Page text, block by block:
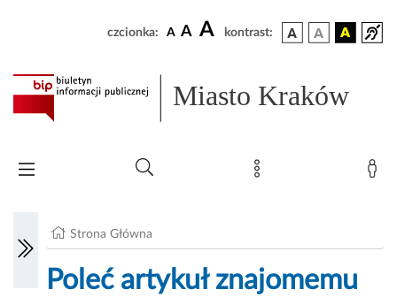
czcionka: A A A kontrast:
Miasto Kraków
Strona Główna
Poleć artykuł znajomemu